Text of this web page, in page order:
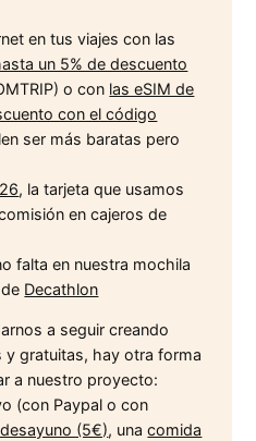
en tus viajes con las
un 5% de descuento
o con las eSIM de
con el código
ser más baratas pero
, la tarjeta que usamos
en cajeros de
falta en nuestra mochila
Decathlon
a seguir creando
y gratuitas, hay otra forma
a nuestro proyecto:
(con Paypal o con
(5€), unacomida